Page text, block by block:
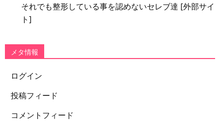
それでも整形している事を認めないセレブ達 [外部サイ
ト]
メタ情報
ログイン
投稿フィード
コメントフィード